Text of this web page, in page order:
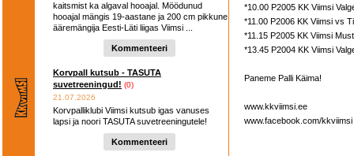
kaitsmist ka algaval hooajal. Möödunud
hooajal mängis 19-aastane ja 200 cm pikkune
ääremängija Eesti-Läti liigas Viimsi ...
Kommenteeri
Korvpall kutsub - TASUTA
suvetreeningud! (0)
21.07.2026
Korvpalliklubi Viimsi kutsub igas vanuses
lapsi ja noori TASUTA suvetreeningutele!
Kommenteeri
*10.00 P2005 KK Viimsi
*11.00 P2006 KK Viimsi vs
*11.15 P2005 KK Viimsi
*13.45 P2004 KK Viimsi
Paneme Palli Käima!
www.kkviimsi.ee
www.facebook.com/kkviimsi